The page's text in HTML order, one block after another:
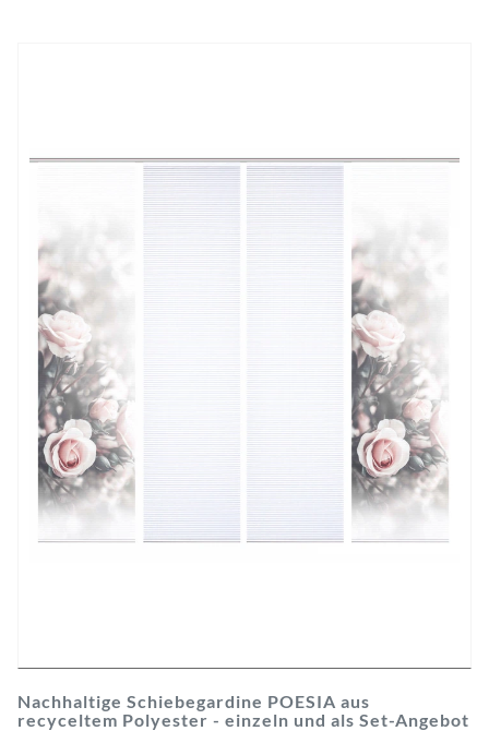
Nachhaltige Schiebegardine POESIA aus
recyceltem Polyester - einzeln und als Set-Angebot